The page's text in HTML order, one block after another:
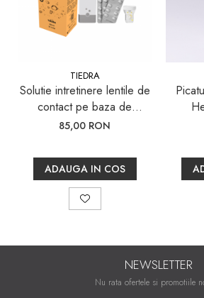
TIEDRA
Solutie intretinere lentile de
contact pe baza de
Peroxid, aquamax TOTAL,
85,00 RON
ADAUGA IN COS
NEWSLETTER
Nu rata ofertele si promotiile